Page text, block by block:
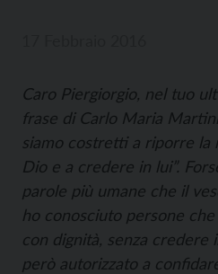
Caro Piergiorgio, nel tuo
frase di Carlo Maria
siamo costretti a riporre la
Dio e a credere in lui”.
parole più umane che il
ho conosciuto persone
con dignità, senza credere
però autorizzato a